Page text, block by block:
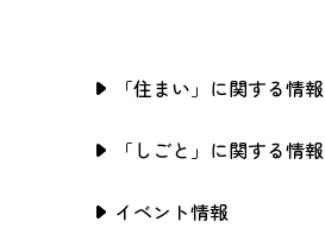
「住まい」に関する情報
「しごと」に関する情報
イベント情報